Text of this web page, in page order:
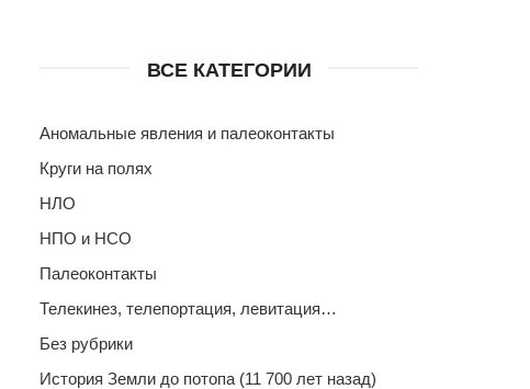
ВСЕ КАТЕГОРИИ
Аномальные явления и палеоконтакты
Круги на полях
НЛО
НПО и НСО
Палеоконтакты
Телекинез, телепортация, левитация…
Без рубрики
История Земли до потопа (11 700 лет назад)